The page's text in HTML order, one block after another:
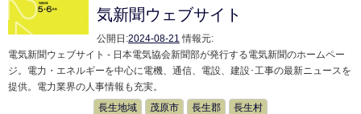
気新聞ウェブサイト
公開日:2024-08-21 情報元:
電気新聞ウェブサイト - 日本電気協会新聞部が発行する電気新聞のホームペー
ジ。電力・エネルギーを中心に電機、通信、電設、建設･工事の最新ニュースを
提供。電力業界の人事情報も充実。
長生地域
茂原市 長生郡 長生村